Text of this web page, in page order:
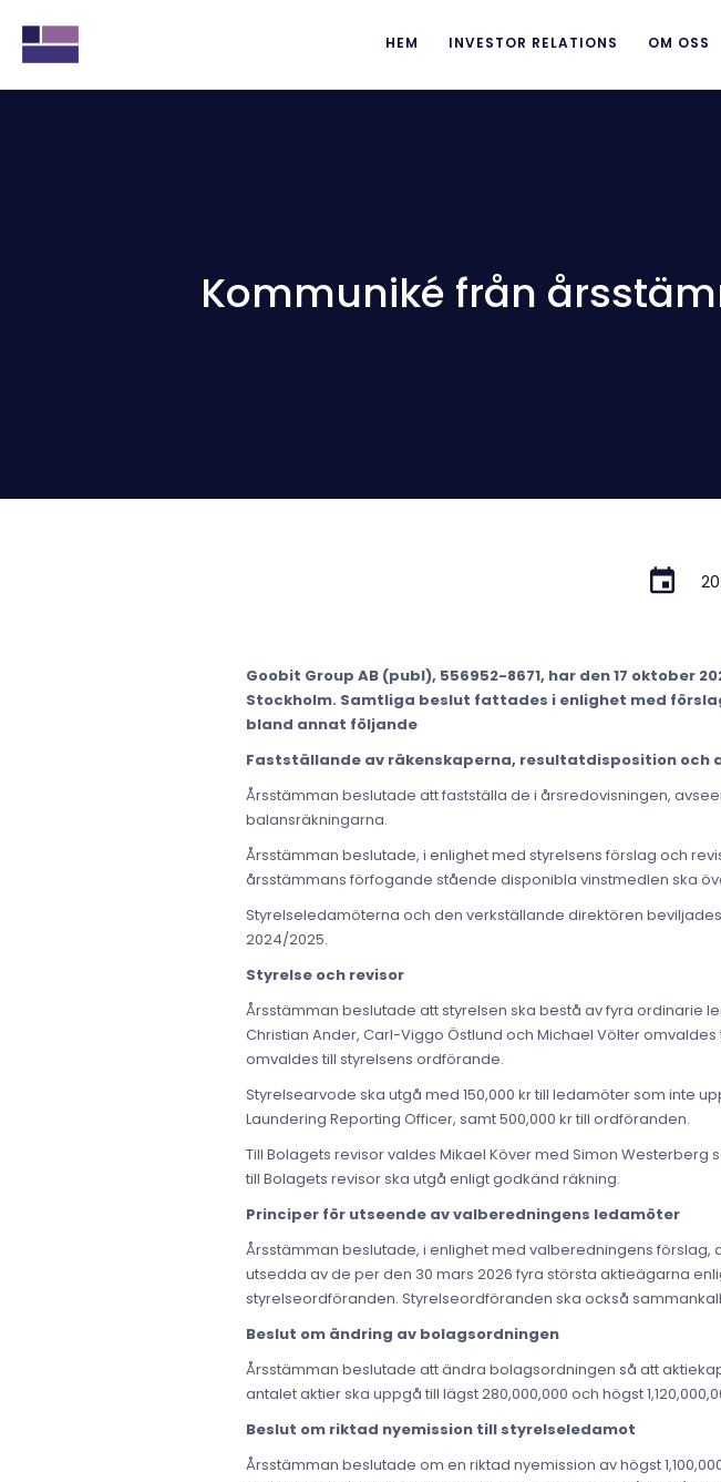
HEM INVESTOR RELATIONS OM OSS
Kommuniké från
Goobit Group AB (publ), 556952-8671, har den 17 oktober
Stockholm. Samtliga beslut fattades i enlighet med
bland annat följande
Fastställande av räkenskaperna, resultatdisposition och
Årsstämman beslutade att fastställa de i årsredovisningen,
balansräkningarna.
Årsstämman beslutade, i enlighet med styrelsens förslag och
årsstämmans förfogande stående disponibla vinstmedlen ska
Styrelseledamöterna och den verkställande direktören
2024/2025.
Styrelse och revisor
Årsstämman beslutade att styrelsen ska bestå av fyra ordinarie
Christian Ander, Carl-Viggo Östlund och Michael Völter
omvaldes till styrelsens ordförande.
Styrelsearvode ska utgå med 150,000 kr till ledamöter som inte
Laundering Reporting Officer, samt 500,000 kr till ordföranden.
Till Bolagets revisor valdes Mikael Köver med Simon
till Bolagets revisor ska utgå enligt godkänd räkning.
Principer för utseende av valberedningens ledamöter
Årsstämman beslutade, i enlighet med valberedningens
utsedda av de per den 30 mars 2026 fyra största aktieägarna
styrelseordföranden. Styrelseordföranden ska också
Beslut om ändring av bolagsordningen
Årsstämman beslutade att ändra bolagsordningen så att
antalet aktier ska uppgå till lägst 280,000,000 och högst
Beslut om riktad nyemission till styrelseledamot
Årsstämman beslutade om en riktad nyemission av högst